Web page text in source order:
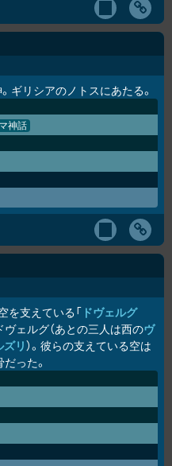
ギリシアのノトスにあたる。
神話
を支えている「 ドヴェルグ
ヴェルグ（あとの三人は西のヴ
ズリ）。彼らの支えている空は
だった。